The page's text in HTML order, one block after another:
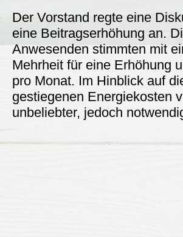
Der Vorstand regte eine
eine Beitragserhöhung an.
Anwesenden stimmten mit
Mehrheit für eine Erhöhung
pro Monat. Im Hinblick auf
gestiegenen Energiekosten
unbeliebter, jedoch